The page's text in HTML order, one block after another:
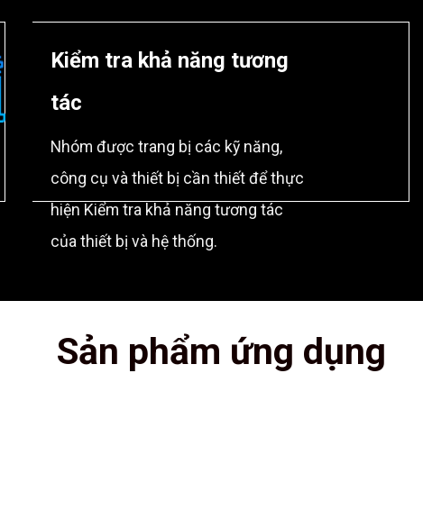
Kiểm tra khả năng tương
tác
Nhóm được trang bị các kỹ năng,
công cụ và thiết bị cần thiết để thực
hiện Kiểm tra khả năng tương tác
của thiết bị và hệ thống.
Sản phẩm ứng dụng